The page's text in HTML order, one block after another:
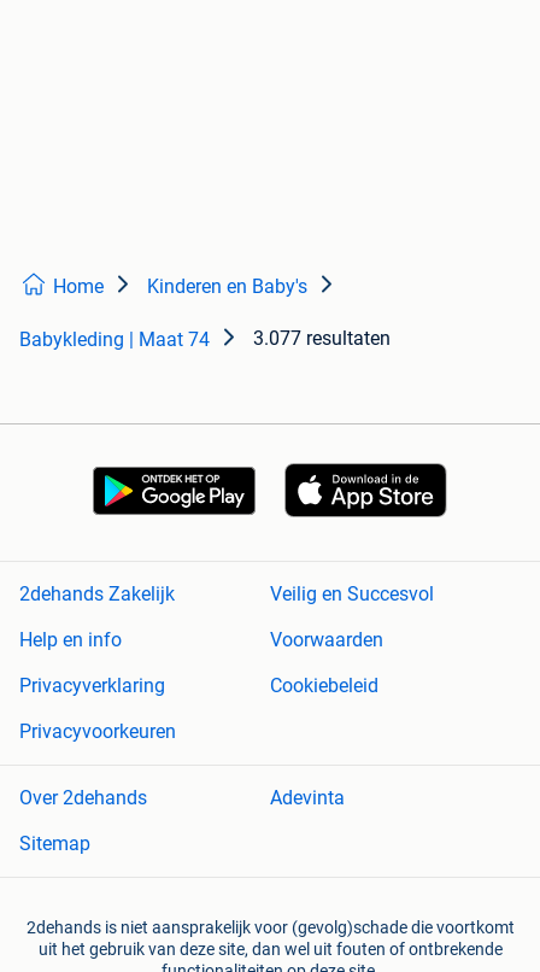
Home Kinderen en Baby's
Babykleding | Maat 74 3.077 resultaten
2dehands Zakelijk
Veilig en Succesvol
Help en info
Voorwaarden
Privacyverklaring
Cookiebeleid
Privacyvoorkeuren
Over 2dehands
Adevinta
Sitemap
2dehands is niet aansprakelijk voor (gevolg)schade die voortkomt
uit het gebruik van deze site, dan wel uit fouten of ontbrekende